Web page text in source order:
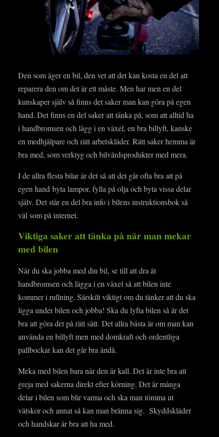
Den som äger en bil, den vet att det kan kosta en del att
reparera den om det är ett måste. Men har men en del
kunskaper själv så finns det saker man kan göra på egen
hand. Det finns en del saker att tänka på, som att alltid ha
i handbromsen och lägg i en växel, en bra billyft, kanske
en medhjälpare och rätt arbetskläder. Rätt saker hemma är
bra med, som verktyg och bilvårdsprodukter med mera.
I de allra flesta bilar är det så att det går ofta bra att på
egen hand byta lampor, fylla på olja och byta vissa delar
själv. Det står en del bra info i bilens instruktionsbok så
väl som på internet.
Viktiga saker att tänka på när man mekar
med bilen
När du ska jobba med din bil, se till att dra åt
handbromsen och lägga i en växel så att bilen inte
kommer i rullning. Särskilt viktigt om du tänker att du ska
ligga under bilen och jobba! Ska du lyfta bilen så är det
bra att göra det på rätt sätt. Det allra bästa är om man kan
använda en billyft men med domkraft och ordentliga
pallbockar kan det går bra ändå.
Meka med bilen bara när den är kall. Det är inte bra att
greja med sakerna direkt efter körning. Det är många
delar i bilen som blir varma och ska man tömma ut
vätskor och annat så kan man bränna sig. Skyddskläder
och handskar är bra att ha med.